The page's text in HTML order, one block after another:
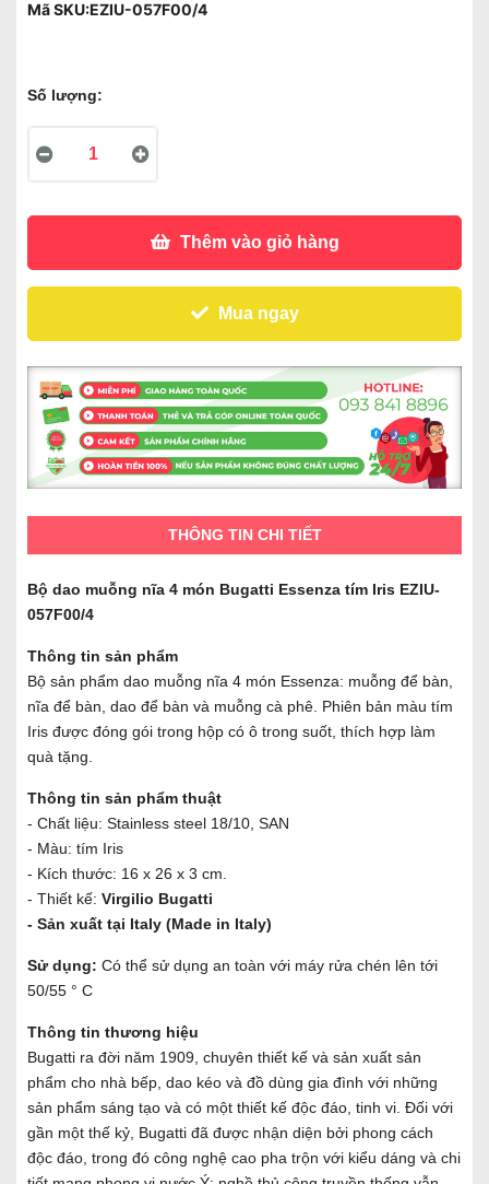
Mã SKU:EZIU-057F00/4
Số lượng:
Thêm vào giỏ hàng
Mua ngay
THÔNG TIN CHI TIẾT
Bộ dao muỗng nĩa 4 món Bugatti Essenza tím Iris EZIU-
057F00/4
Thông tin sản phẩm
Bộ sản phẩm dao muỗng nĩa 4 món Essenza: muỗng để bàn,
nĩa để bàn, dao để bàn và muỗng cà phê. Phiên bản màu tím
Iris được đóng gói trong hộp có ô trong suốt, thích hợp làm
quà tặng.
Thông tin sản phẩm thuật
- Chất liệu: Stainless steel 18/10, SAN
- Màu: tím Iris
- Kích thước: 16 x 26 x 3 cm.
- Thiết kế: Virgilio Bugatti
- Sản xuất tại Italy (Made in Italy)
Sử dụng: Có thể sử dụng an toàn với máy rửa chén lên tới
50/55 ° C
Thông tin thương hiệu
Bugatti ra đời năm 1909, chuyên thiết kế và sản xuất sản
phẩm cho nhà bếp, dao kéo và đồ dùng gia đình với những
sản phẩm sáng tạo và có một thiết kế độc đáo, tinh vi. Đối với
gần một thế kỷ, Bugatti đã được nhận diện bởi phong cách
độc đáo, trong đó công nghệ cao pha trộn với kiểu dáng và chi